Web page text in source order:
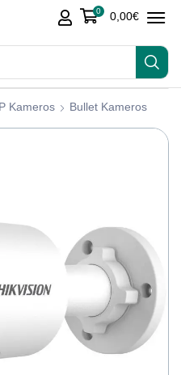
0 0,00€
Kameros Bullet Kameros